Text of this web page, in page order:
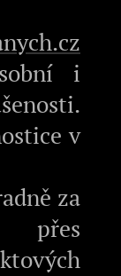
i
v
za
přes